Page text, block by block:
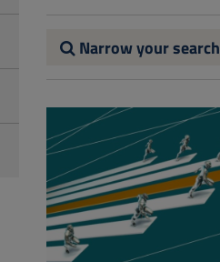
Narrow your search